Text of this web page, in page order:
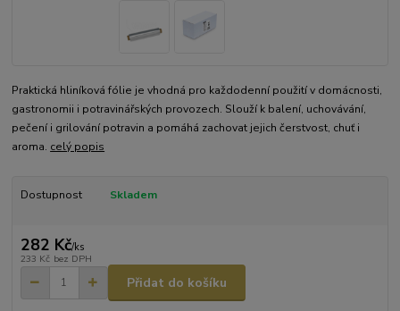
Praktická hliníková fólie je vhodná pro každodenní použití v domácnosti,
gastronomii i potravinářských provozech. Slouží k balení, uchovávání,
pečení i grilování potravin a pomáhá zachovat jejich čerstvost, chuť i
aroma. celý popis
Dostupnost Skladem
282 Kč/ks
233 Kč bez DPH
Přidat do košíku